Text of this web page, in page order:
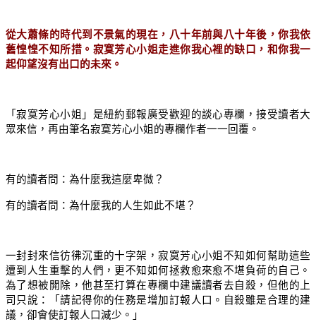
從大蕭條的時代到不景氣的現在，八十年前與八十年後，你我依
舊惶惶不知所措。寂寞芳心小姐走進你我心裡的缺口，和你我一
起仰望沒有出口的未來。
「寂寞芳心小姐」是紐約郵報廣受歡迎的談心專欄，接受讀者大
眾來信，再由筆名寂寞芳心小姐的專欄作者一一回覆。
有的讀者問：為什麼我這麼卑微？
有的讀者問：為什麼我的人生如此不堪？
一封封來信彷彿沉重的十字架，寂寞芳心小姐不知如何幫助這些
遭到人生重擊的人們，更不知如何拯救愈來愈不堪負荷的自己。
為了想被開除，他甚至打算在專欄中建議讀者去自殺，但他的上
司只說：「請記得你的任務是增加訂報人口。自殺雖是合理的建
議，卻會使訂報人口減少。」